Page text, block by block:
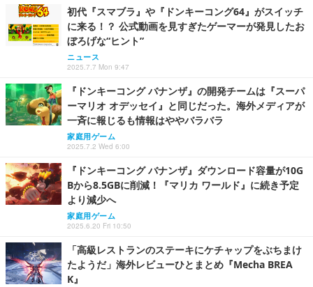
初代『スマブラ』や『ドンキーコング64』がスイッチ
に来る！？ 公式動画を見すぎたゲーマーが発見したお
ぼろげな“ヒント”
ニュース
2025.7.7 Mon 9:47
『ドンキーコング バナンザ』の開発チームは『スーパ
ーマリオ オデッセイ』と同じだった。海外メディアが
一斉に報じるも情報はややバラバラ
家庭用ゲーム
2025.7.2 Wed 6:00
『ドンキーコング バナンザ』ダウンロード容量が10G
Bから8.5GBに削減！『マリカ ワールド』に続き予定
より減少へ
家庭用ゲーム
2025.6.20 Fri 10:50
「高級レストランのステーキにケチャップをぶちまけ
たようだ」海外レビューひとまとめ『Mecha BREA
K』